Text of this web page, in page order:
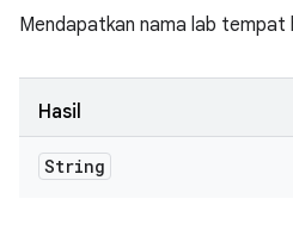
Mendapatkan nama lab
Hasil
String